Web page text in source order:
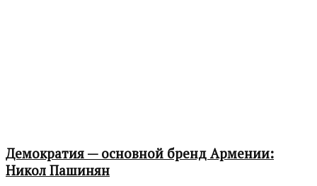
Демократия — основной бренд Армении:
Никол Пашинян